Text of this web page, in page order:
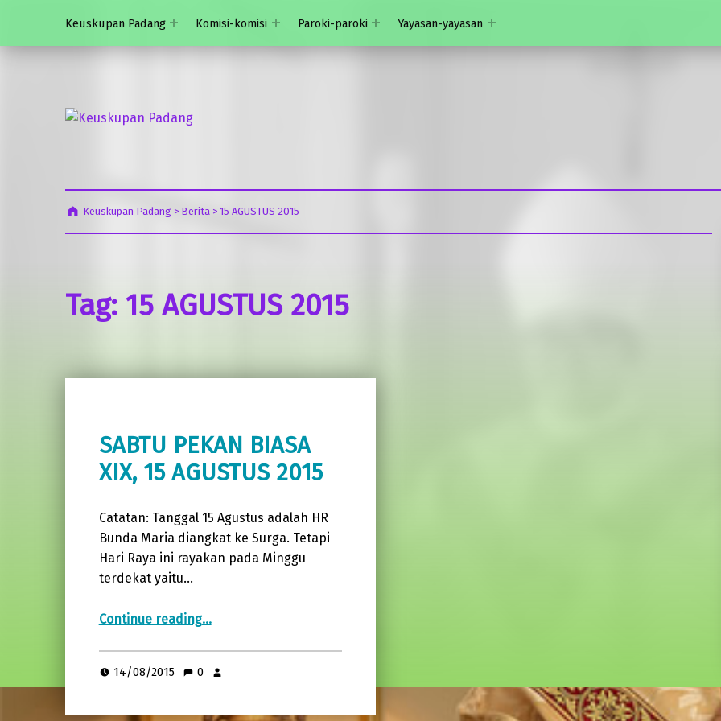
Keuskupan Padang
Komisi-komisi Paroki-paroki Yayasan-yayasan
Keuskupan Padang
Keuskupan Padang > Berita >15 AGUSTUS 2015
Tag: 15 AGUSTUS 2015
SABTU PEKAN BIASA
XIX, 15 AGUSTUS 2015
Catatan: Tanggal 15 Agustus adalah HR
Bunda Maria diangkat ke Surga. Tetapi
Hari Raya ini rayakan pada Minggu
terdekat yaitu…
Continue reading“SABTU PEKAN BIASA XIX, 15 AGUSTUS 2015”
…
14/08/2015 0